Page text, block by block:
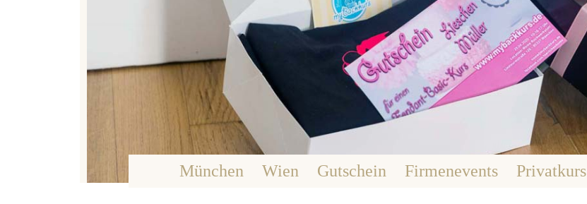
Navigation
überspringen
München Wien Gutschein Firmenevents Privatkurs